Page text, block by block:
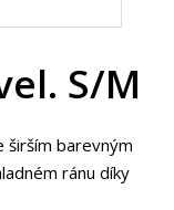
S/M
širším barevným
ránu díky